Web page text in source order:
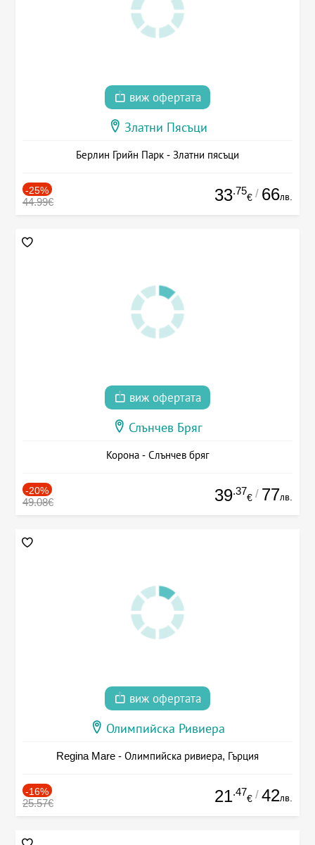
виж офертата
Златни Пясъци
Берлин Грийн Парк - Златни пясъци
-25%
44.99€ 33.75
€ / 66лв.
виж офертата
Слънчев Бряг
Корона - Слънчев бряг
-20%
49.08€ 39.37
€ / 77лв.
виж офертата
Олимпийска Ривиера
Regina Mare - Олимпийска ривиера, Гърция
-16%
25.57€ 21.47
€ / 42лв.